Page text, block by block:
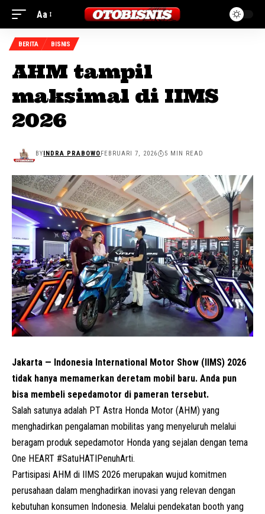
Aa
BERITA BISNIS
AHM tampil
maksimal di IIMS
2026
BYINDRA PRABOWOFEBRUARI 7, 2026 5 MIN READ
Jakarta — Indonesia International Motor Show (IIMS) 2026
tidak hanya memamerkan deretam mobil baru. Anda pun
bisa membeli sepedamotor di pameran tersebut.
Salah satunya adalah PT Astra Honda Motor (AHM) yang
menghadirkan pengalaman mobilitas yang menyeluruh melalui
beragam produk sepedamotor Honda yang sejalan dengan tema
One HEART #SatuHATIPenuhArti.
Partisipasi AHM di IIMS 2026 merupakan wujud komitmen
perusahaan dalam menghadirkan inovasi yang relevan dengan
kebutuhan konsumen Indonesia. Melalui pendekatan booth yang